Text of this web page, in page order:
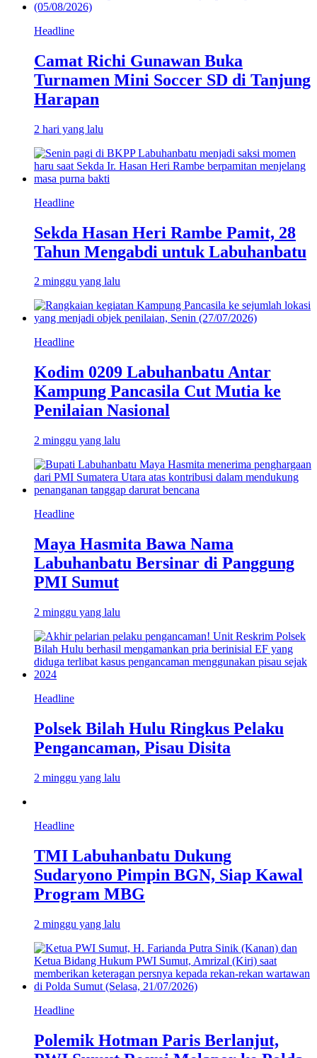
Headline
Camat Richi Gunawan Buka
Turnamen Mini Soccer SD di Tanjung
Harapan
2 hari yang lalu
Headline
Sekda Hasan Heri Rambe Pamit, 28
Tahun Mengabdi untuk Labuhanbatu
2 minggu yang lalu
Headline
Kodim 0209 Labuhanbatu Antar
Kampung Pancasila Cut Mutia ke
Penilaian Nasional
2 minggu yang lalu
Headline
Maya Hasmita Bawa Nama
Labuhanbatu Bersinar di Panggung
PMI Sumut
2 minggu yang lalu
Headline
Polsek Bilah Hulu Ringkus Pelaku
Pengancaman, Pisau Disita
2 minggu yang lalu
Headline
TMI Labuhanbatu Dukung
Sudaryono Pimpin BGN, Siap Kawal
Program MBG
2 minggu yang lalu
Headline
Polemik Hotman Paris Berlanjut,